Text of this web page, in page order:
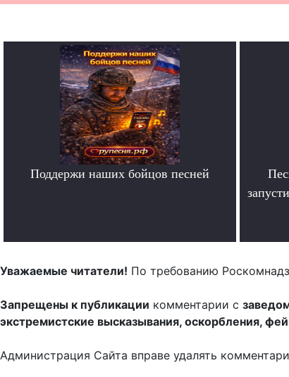
Поддержи наших бойцов песней
Уважаемые читатели! По требованию
Запрещены к публикации комментарии с
экстремистские высказывания, оскорбления,
Администрация Сайта вправе удалять